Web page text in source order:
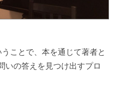
ことで、本を通じて著者と
いの答えを見つけ出すプロ